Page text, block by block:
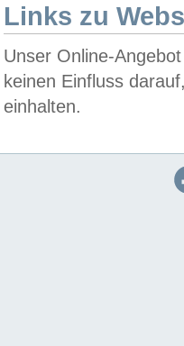
Links zu
Unser Online-
keinen Einfluss
einhalten.